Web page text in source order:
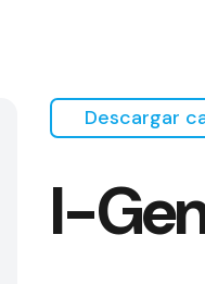
I-
Descargar